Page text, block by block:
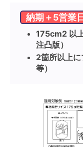
納期＋5営業日
175cm2 以
注凸版）
2箇所以上
等）